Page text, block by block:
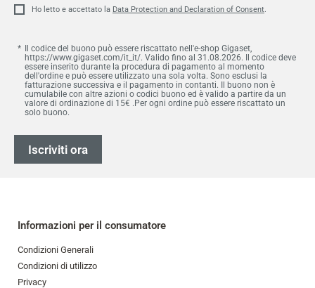
Ho letto e accettato la Data Protection and Declaration of Consent.
Il codice del buono può essere riscattato nell'e-shop Gigaset,
https://www.gigaset.com/it_it/. Valido fino al 31.08.2026. Il codice deve
essere inserito durante la procedura di pagamento al momento
dell'ordine e può essere utilizzato una sola volta. Sono esclusi la
fatturazione successiva e il pagamento in contanti. Il buono non è
cumulabile con altre azioni o codici buono ed è valido a partire da un
valore di ordinazione di 15€ .Per ogni ordine può essere riscattato un
solo buono.
Iscriviti ora
Informazioni per il consumatore
Condizioni Generali
Condizioni di utilizzo
Privacy